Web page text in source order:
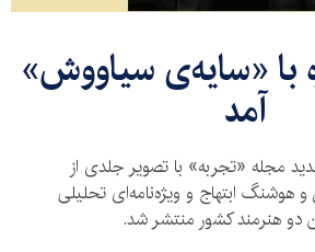
با «سایه‌ی سیاووش»
آمد
دوره جدید مجله «تجربه» با تصویر جلدی از
هوشنگ ابتهاج و ویژه‌نامه‌ای تحلیلی
دو هنرمند کشور منتشر شد.